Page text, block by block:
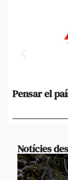
Pensar el
Notícies